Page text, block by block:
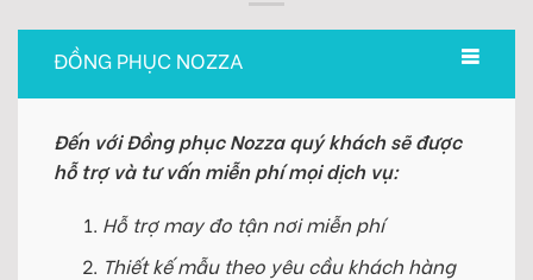
ĐỒNG PHỤC NOZZA
Đến với Đồng phục Nozza quý khách sẽ được
hỗ trợ và tư vấn miễn phí mọi dịch vụ:
Hỗ trợ may đo tận nơi miễn phí
Thiết kế mẫu theo yêu cầu khách hàng